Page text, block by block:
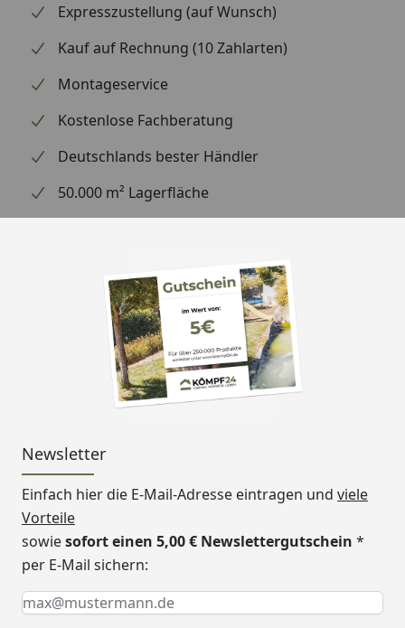
Expresszustellung (auf Wunsch)
Kauf auf Rechnung (10 Zahlarten)
Montageservice
Kostenlose Fachberatung
Deutschlands bester Händler
50.000 m² Lagerfläche
Newsletter
Einfach hier die E-Mail-Adresse eintragen und viele
Vorteile
sowiesofort einen 5,00 € Newslettergutschein *
per E-Mail sichern:
Keine Eingabe erforderlich
Eingabe erforderlich
E-Mail *